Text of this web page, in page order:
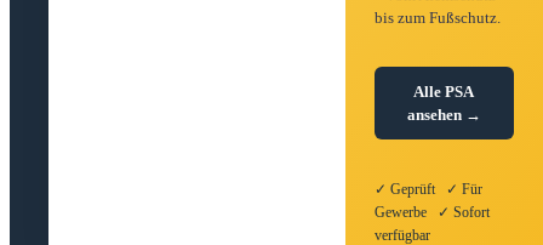
bis zum Fußschutz.
Alle PSA
ansehen →
✓ Geprüft ✓ Für
Gewerbe ✓ Sofort
verfügbar